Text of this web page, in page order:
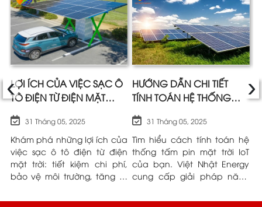
LỢI ÍCH CỦA VIỆC SẠC Ô
TÔ ĐIỆN TỪ ĐIỆN MẶT
31 Tháng 05, 2025
Khám phá những lợi ích của
việc sạc ô tô điện từ điện
mặt trời: tiết kiệm chi phí,
bảo vệ môi trường, tăng tự
hành cùng bạn.
HƯỚNG DẪN CHI TIẾT
TÍNH TOÁN HỆ THỐNG
VIỆT NHẬT ENERGY
31 Tháng 05, 2025
Tìm hiểu cách tính toán hệ
thống tấm pin mặt trời IoT
của bạn. Việt Nhật Energy
cung cấp giải pháp năng
‹ ›